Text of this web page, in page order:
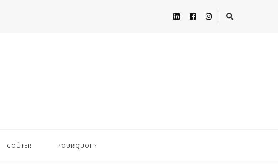
GOÛTER POURQUOI ?